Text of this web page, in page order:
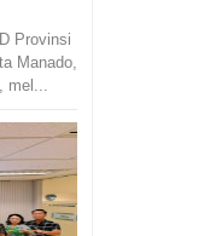
Provinsi
Manado,